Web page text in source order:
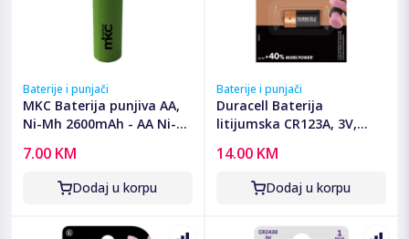
Baterije i punjači
MKC Baterija punjiva AA,
Ni-Mh 2600mAh - AA Ni-
7.00 KM
Dodaj u korpu
Baterije i punjači
Duracell Baterija
litijumska CR123A, 3V,
14.00 KM
Dodaj u korpu